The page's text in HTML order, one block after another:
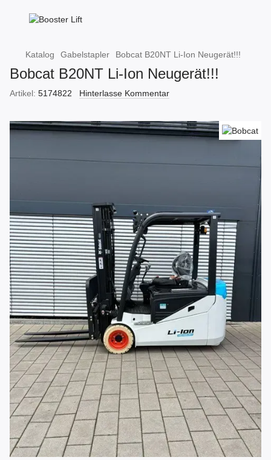
Katalog Gabelstapler Bobcat B20NT Li-Ion Neugerät!!!
Bobcat B20NT Li-Ion Neugerät!!!
Artikel: 5174822 Hinterlasse Kommentar